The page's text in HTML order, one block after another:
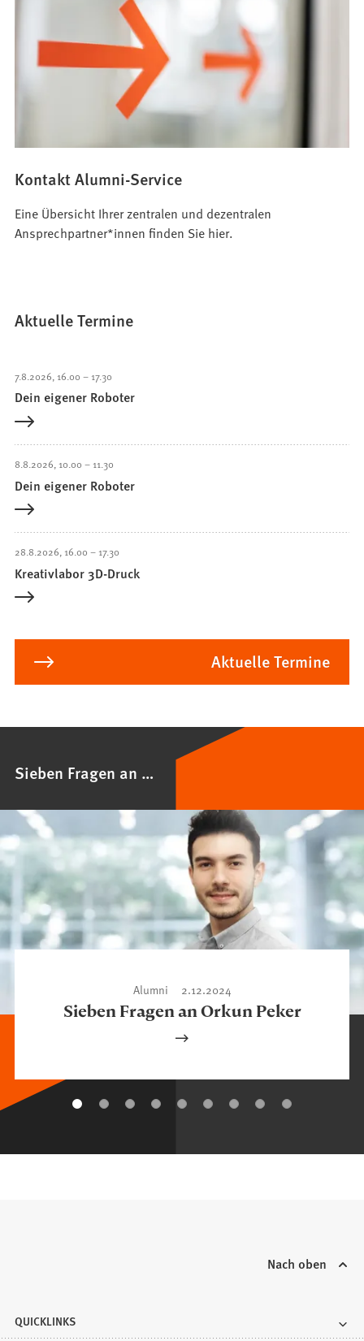
Kontakt Alumni-Service
Eine Übersicht Ihrer zentralen und dezentralen
Ansprechpartner*innen finden Sie hier.
Aktuelle Termine
7.8.2026 16.00 – 17.30
Dein eigener Roboter
8.8.2026 10.00 – 11.30
Dein eigener Roboter
28.8.2026 16.00 – 17.30
Kreativlabor 3D-Druck
Aktuelle Termine
Sieben Fragen an …
2.12.2024
Alumni
Sieben Fragen an Orkun Peker
Nach oben
QUICKLINKS